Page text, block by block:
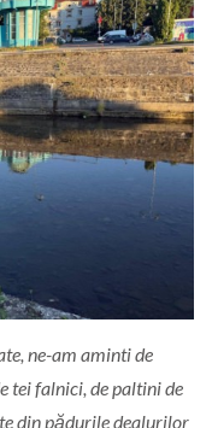
ne-am aminti de
tei falnici, de paltini de
din pădurile dealurilor